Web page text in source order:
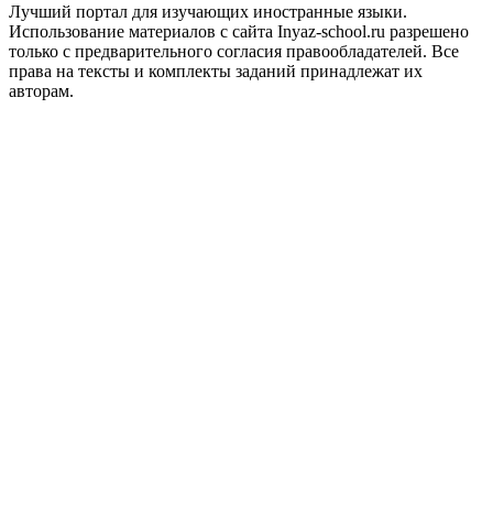
Лучший портал для изучающих иностранные языки.
Использование материалов с сайта Inyaz-school.ru разрешено
только с предварительного согласия правообладателей. Все
права на тексты и комплекты заданий принадлежат их
авторам.